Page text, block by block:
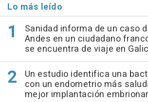
Lo más leído
Sanidad informa de un caso
Andes en un ciudadano
se encuentra de viaje en
Un estudio identifica una
con un endometrio más
mejor implantación